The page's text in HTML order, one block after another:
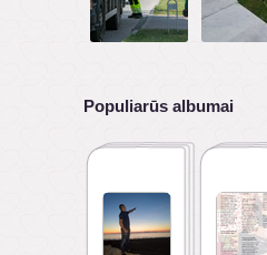
Populiarūs albumai